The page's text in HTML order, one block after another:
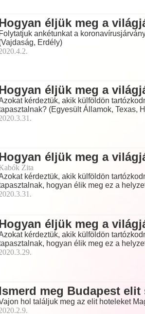
éljük meg a
Folytatjuk ankétunkat a
Erdély)
éljük meg a
kérdeztük, akik külföldön
(Egyesült Államok, Texas,
éljük meg a
Zita
kérdeztük, akik külföldön
hogyan élik meg ez a
éljük meg a
kérdeztük, akik külföldön
hogyan élik meg ez a
meg Budapest elit
hol találjuk meg az elit hoteleket